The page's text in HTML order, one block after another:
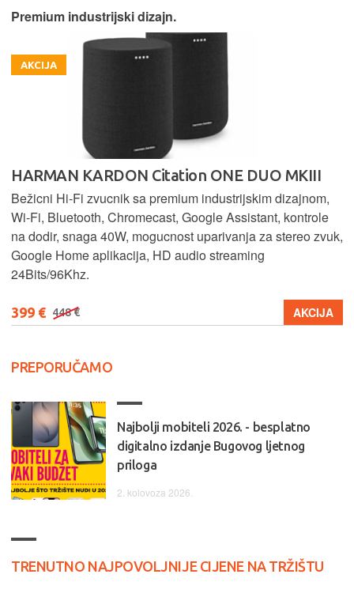
Premium industrijski dizajn.
AKCIJA
HARMAN KARDON Citation ONE DUO MKIII
Bežicni Hi-Fi zvucnik sa premium industrijskim dizajnom,
Wi-Fi, Bluetooth, Chromecast, Google Assistant, kontrole
na dodir, snaga 40W, mogucnost uparivanja za stereo zvuk,
Google Home aplikacija, HD audio streaming
24Bits/96Khz.
399 € 448 € AKCIJA
PREPORUČAMO
Najbolji mobiteli 2026. - besplatno
digitalno izdanje Bugovog ljetnog
priloga
2. kolovoza 2026.
TRENUTNO NAJPOVOLJNIJE CIJENE NA TRŽIŠTU